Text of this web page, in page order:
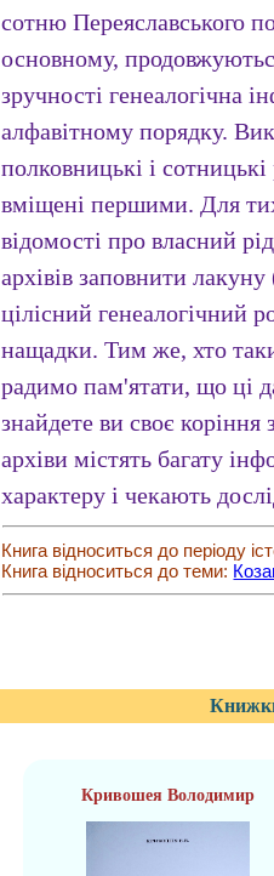
сотню Переяславського
основному,
зручності генеалогічна
алфавітному порядку.
полковницькі і
вміщені першими. Для
відомості про власний
архівів заповнити
цілісний генеалогічний
нащадки. Тим же, хто
радимо пам'ятати, що ці
знайдете ви своє коріння
архіви містять багату
характеру і чекають
Книга відноситься до періоду
Книга відноситься до теми:
Кривошея Володимир